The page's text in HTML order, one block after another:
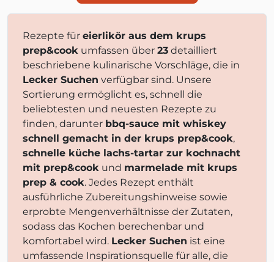
Rezepte für eierlikör aus dem krups
prep&cook umfassen über 23 detailliert
beschriebene kulinarische Vorschläge, die in
Lecker Suchen verfügbar sind. Unsere
Sortierung ermöglicht es, schnell die
beliebtesten und neuesten Rezepte zu
finden, darunter bbq-sauce mit whiskey
schnell gemacht in der krups prep&cook,
schnelle küche lachs-tartar zur kochnacht
mit prep&cook und marmelade mit krups
prep & cook. Jedes Rezept enthält
ausführliche Zubereitungshinweise sowie
erprobte Mengenverhältnisse der Zutaten,
sodass das Kochen berechenbar und
komfortabel wird. Lecker Suchen ist eine
umfassende Inspirationsquelle für alle, die